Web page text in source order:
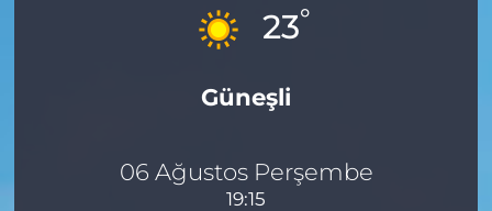
23°
Güneşli
06 Ağustos Perşembe
19:15
Topluluk Kuralları